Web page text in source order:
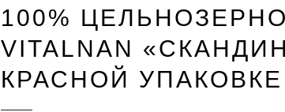
100%
VITALNAN
КРАСНОЙ УПАКОВКЕ